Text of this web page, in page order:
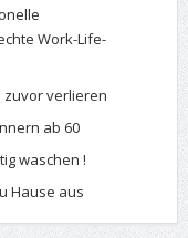
Work-Life-
zuvor verlieren
ab 60
waschen !
Hause aus